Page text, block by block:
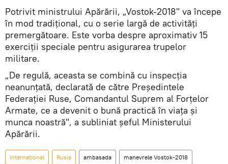
Potrivit ministrului Apărării, „Vostok-2018" va începe
în mod tradiţional, cu o serie largă de activităţi
premergătoare. Este vorba despre aproximativ 15
exerciţii speciale pentru asigurarea trupelor
militare.
„De regulă, aceasta se combină cu inspecția
neanunțată, declarată de către Președintele
Federației Ruse, Comandantul Suprem al Forțelor
Armate, ce a devenit o bună practică în viața și
munca noastră", a subliniat șeful Ministerului
Apărării.
Internaţional Rusia ambasada manevrele Vostok-2018